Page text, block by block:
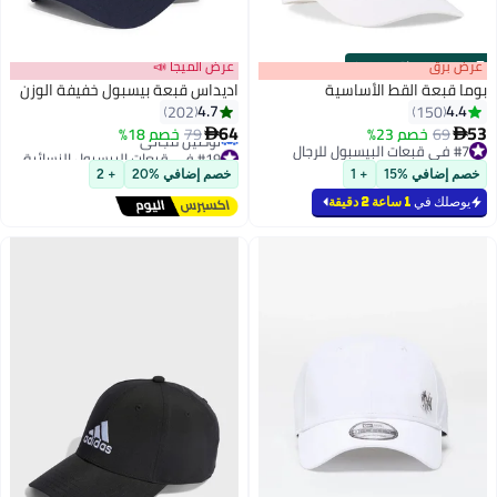
00m:00s
·باقي 100%
5
عرض برق
بوما قبعة القط الأساسية
4.4
150
53
69 خصم 23%
#7 في قبعات البيسبول للرجال
#7 في قبعات البيسبول للرجال
خصم إضافي %15 + 1
يوصلك في 1 ساعة 2 دقيقة
5
عرض الميجا 📣
اديداس قبعة بيسبول خفيفة الوزن
4.7
202
64
79 خصم 18%
#19 في قبعات البيسبول النسائية
أقل سعر في 30 يوم
توصيل مجاني
#19 في قبعات البيسبول النسائية
خصم إضافي %20 + 2